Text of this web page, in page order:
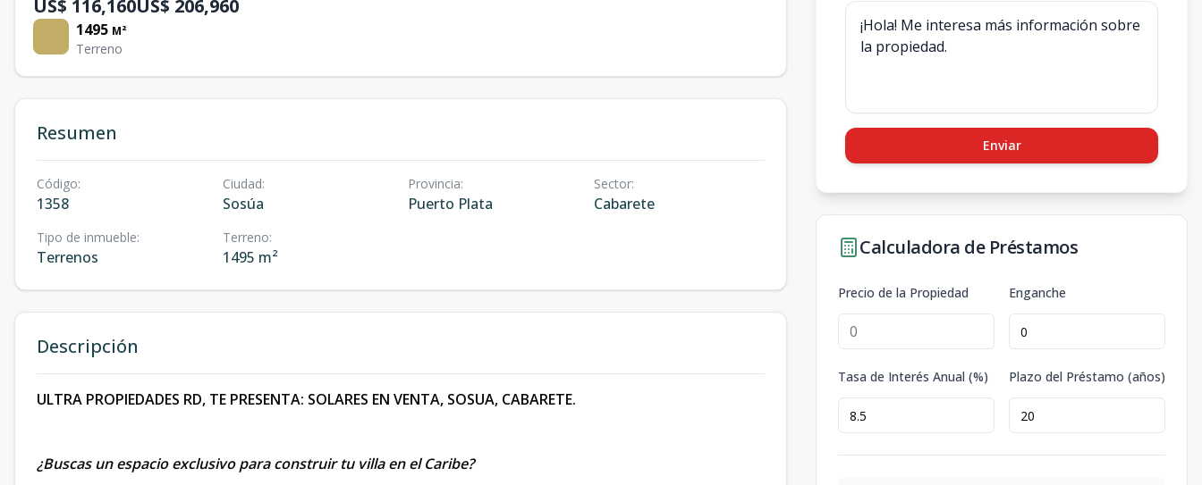
US$ 116,160US$ 206,960
1495 M²
Terreno
Resumen
Código:
1358
Ciudad:
Sosúa
Provincia:
Puerto Plata
Sector:
Cabarete
Tipo de inmueble:
Terrenos
Terreno:
1495 m²
Descripción
ULTRA PROPIEDADES RD, TE PRESENTA: SOLARES EN VENTA, SOSUA, CABARETE.
¿Buscas un espacio exclusivo para construir tu villa en el Caribe?
Enviar
Calculadora de Préstamos
Precio de la Propiedad Enganche
Tasa de Interés Anual (%) Plazo del Préstamo (años)